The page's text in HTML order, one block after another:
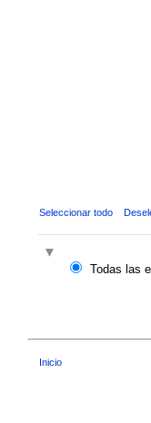
Seleccionar todo
Todas las
Inicio